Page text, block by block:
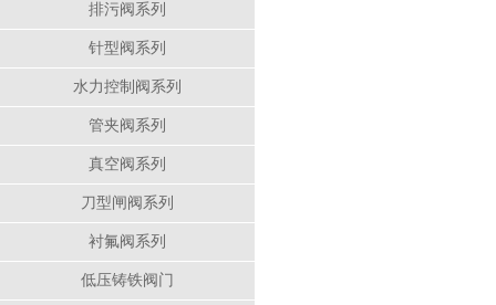
排污阀系列
针型阀系列
水力控制阀系列
管夹阀系列
真空阀系列
刀型闸阀系列
衬氟阀系列
低压铸铁阀门